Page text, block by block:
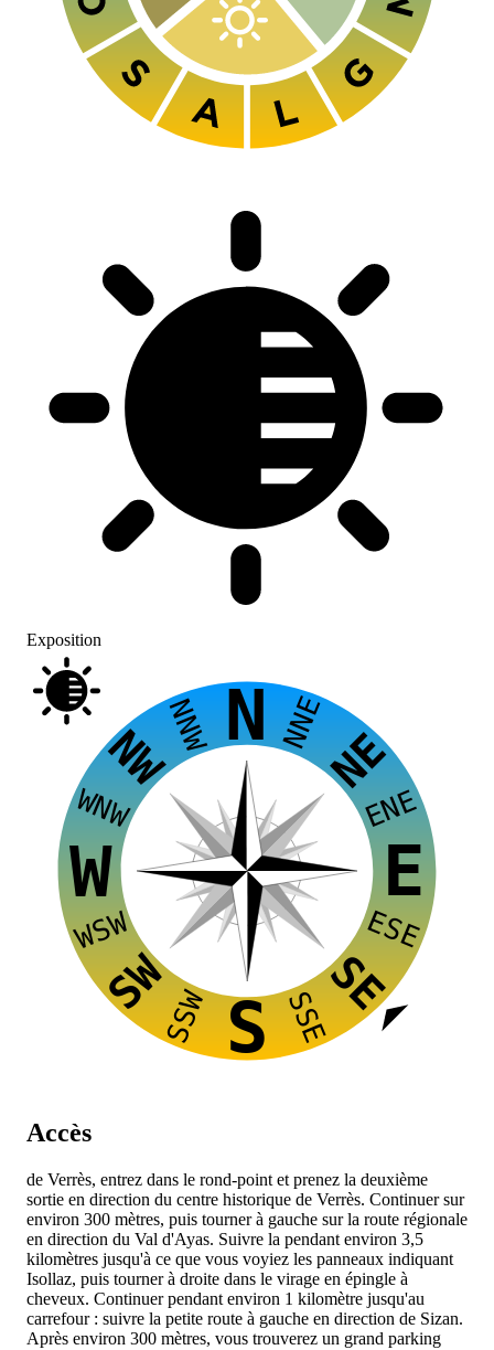
Exposition
E
W
S
N
NW NE
SE
SW
NNE
ENE
ESE
SSE
SSW
WSW
WNW
NNW
Accès
de Verrès, entrez dans le rond-point et prenez la deuxième
sortie en direction du centre historique de Verrès. Continuer sur
environ 300 mètres, puis tourner à gauche sur la route régionale
en direction du Val d'Ayas. Suivre la pendant environ 3,5
kilomètres jusqu'à ce que vous voyiez les panneaux indiquant
Isollaz, puis tourner à droite dans le virage en épingle à
cheveux. Continuer pendant environ 1 kilomètre jusqu'au
carrefour : suivre la petite route à gauche en direction de Sizan.
Après environ 300 mètres, vous trouverez un grand parking